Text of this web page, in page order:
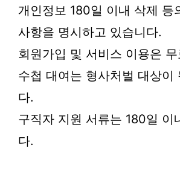
개인정보 180일 이내 삭제 등
사항을 명시하고 있습니다.
회원가입 및 서비스 이용은
수첩 대여는 형사처벌 대상이
다.
구직자 지원 서류는 180일 이
다.